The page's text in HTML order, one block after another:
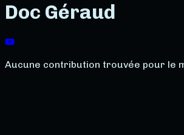
Doc Géraud
Aucune contribution trouvée pour le